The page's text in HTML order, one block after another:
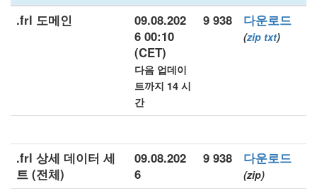
.frl 도메인
09.08.202
6 00:10
(CET)
다음 업데이
트까지 14 시
간
9 938 다운로드
(zip txt)
.frl 상세 데이터 세
트 (전체)
09.08.202
6
9 938 다운로드
(zip)